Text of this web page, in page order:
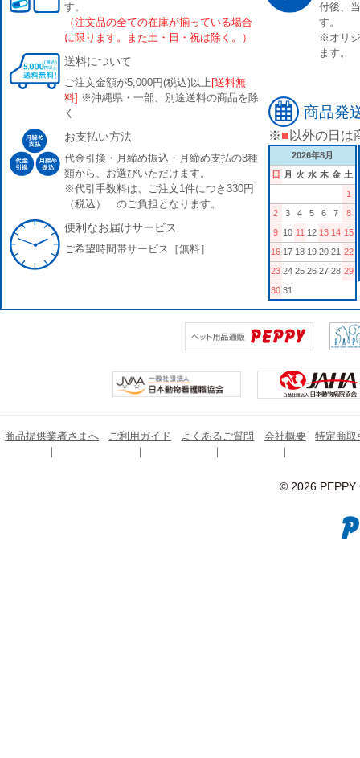
す。
（注文品の全ての在庫が揃っている場合
に限ります。また土・日・祝は除く。）
送料について
ご注文金額が5,000円(税込)以上 [送料無
料] ※沖縄県・一部、別途送料の商品を除
く
お支払い方法
代金引換・月締め振込・月締め支払の3種
類から、お選びいただけます。
※代引手数料は、ご注文1件につき330円
（税込） のご負担となります。
便利なお届けサービス
ご希望時間帯サービス［無料］
付後、
す。
※オリ
ます。
商品発
※■ 以外の日は
2026年8月
日
月 火 水 木 金 土
1
2
3 4 5 6 7
8
9 10 11 12 13 14 15
16 17 18 19 20 21 22
23 24 25 26 27 28 29
30 31
商品提供業者さまへ ご利用ガイド よくあるご質問 会社概要 特定商取
© 2026 PEPPY